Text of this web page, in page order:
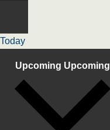
Today
Upcoming Upcoming